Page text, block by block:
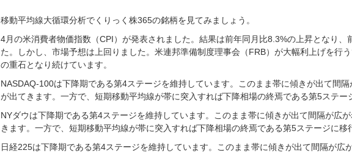
移動平均線大循環分析でくりっく株365の銘柄を見てみましょう。
4月の米消費者物価指数（CPI）が発表されました。結果は前年同月比8.3%の上昇となり、
た。しかし、市場予想は上回りました。米連邦準備制度理事会（FRB）が大幅利上げを行
の重石となり続けています。
NASDAQ-100は下降期である第4ステージを維持しています。このまま帯に傾きが出て間
が出てきます。一方で、短期移動平均線が帯に突入すれば下降相場の終焉である第5ステー
NYダウは下降期である第4ステージを維持しています。このまま帯に傾きが出て間隔が広
きます。一方で、短期移動平均線が帯に突入すれば下降相場の終焉である第5ステージに移
日経225は下降期である第4ステージを維持しています。このまま帯に傾きが出て間隔が広